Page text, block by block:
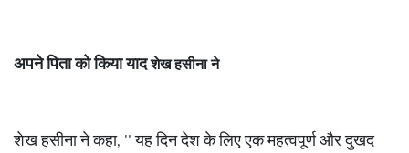
अपने पिता को किया यादशेख हसीना ने
शेख हसीना ने कहा, '' यह दिन देश के लिए एक महत्वपूर्ण और दुखद